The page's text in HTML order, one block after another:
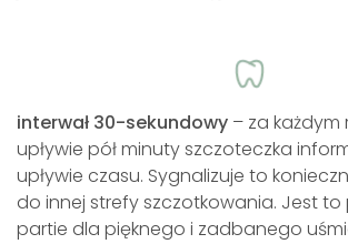
interwał 30-sekundowy – za każdym
upływie pół minuty szczoteczka
upływie czasu. Sygnalizuje to
do innej strefy szczotkowania. Jest to
partie dla pięknego i zadbanego